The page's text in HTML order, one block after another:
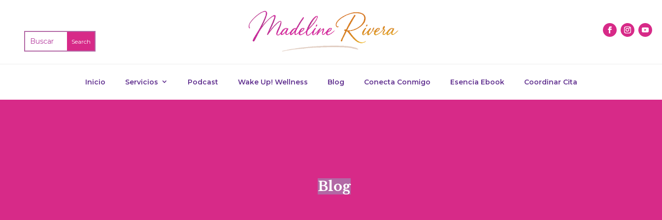
Inicio Servicios Podcast Wake Up! Wellness Blog Conecta Conmigo Esencia Ebook Coordinar Cita
Blog